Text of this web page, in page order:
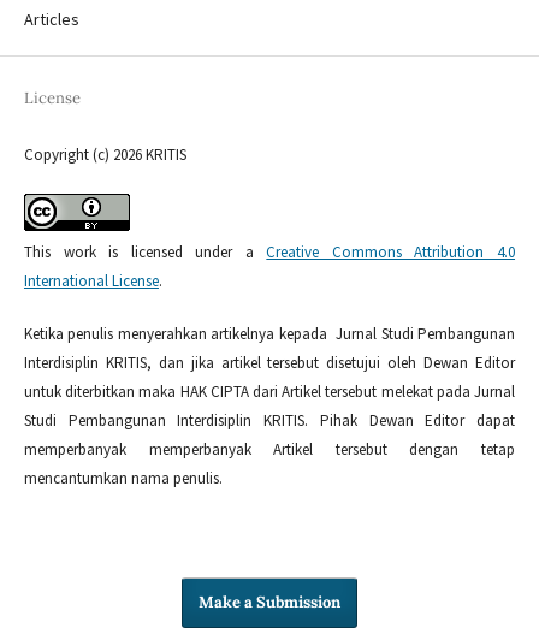
Articles
License
Copyright (c) 2026 KRITIS
This work is licensed under aCreative Commons Attribution 4.0
International License.
Ketika penulis menyerahkan artikelnya kepada Jurnal Studi Pembangunan
Interdisiplin KRITIS, dan jika artikel tersebut disetujui oleh Dewan Editor
untuk diterbitkan maka HAK CIPTA dari Artikel tersebut melekat pada Jurnal
Studi Pembangunan Interdisiplin KRITIS. Pihak Dewan Editor dapat
memperbanyak memperbanyak Artikel tersebut dengan tetap
mencantumkan nama penulis.
Make a Submission